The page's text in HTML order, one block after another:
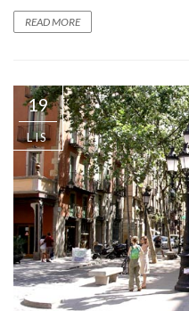
READ MORE
19
LIS